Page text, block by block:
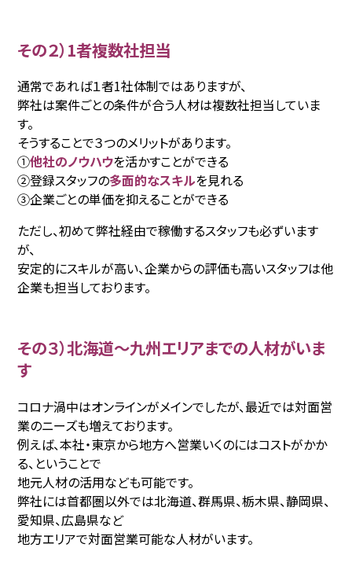
その２）1者複数社担当
通常であれば１者1社体制ではありますが、
弊社は案件ごとの条件が合う人材は複数社担当していま
す。
そうすることで３つのメリットがあります。
①他社のノウハウを活かすことができる
②登録スタッフの多面的なスキルを見れる
③企業ごとの単価を抑えることができる
ただし、初めて弊社経由で稼働するスタッフも必ずいます
が、
安定的にスキルが高い、企業からの評価も高いスタッフは他
企業も担当しております。
その３）北海道〜九州エリアまでの人材がいま
す
コロナ渦中はオンラインがメインでしたが、最近では対面営
業のニーズも増えております。
例えば、本社・東京から地方へ営業いくのにはコストがかか
る、ということで
地元人材の活用なども可能です。
弊社には首都圏以外では北海道、群馬県、栃木県、静岡県、
愛知県、広島県など
地方エリアで対面営業可能な人材がいます。